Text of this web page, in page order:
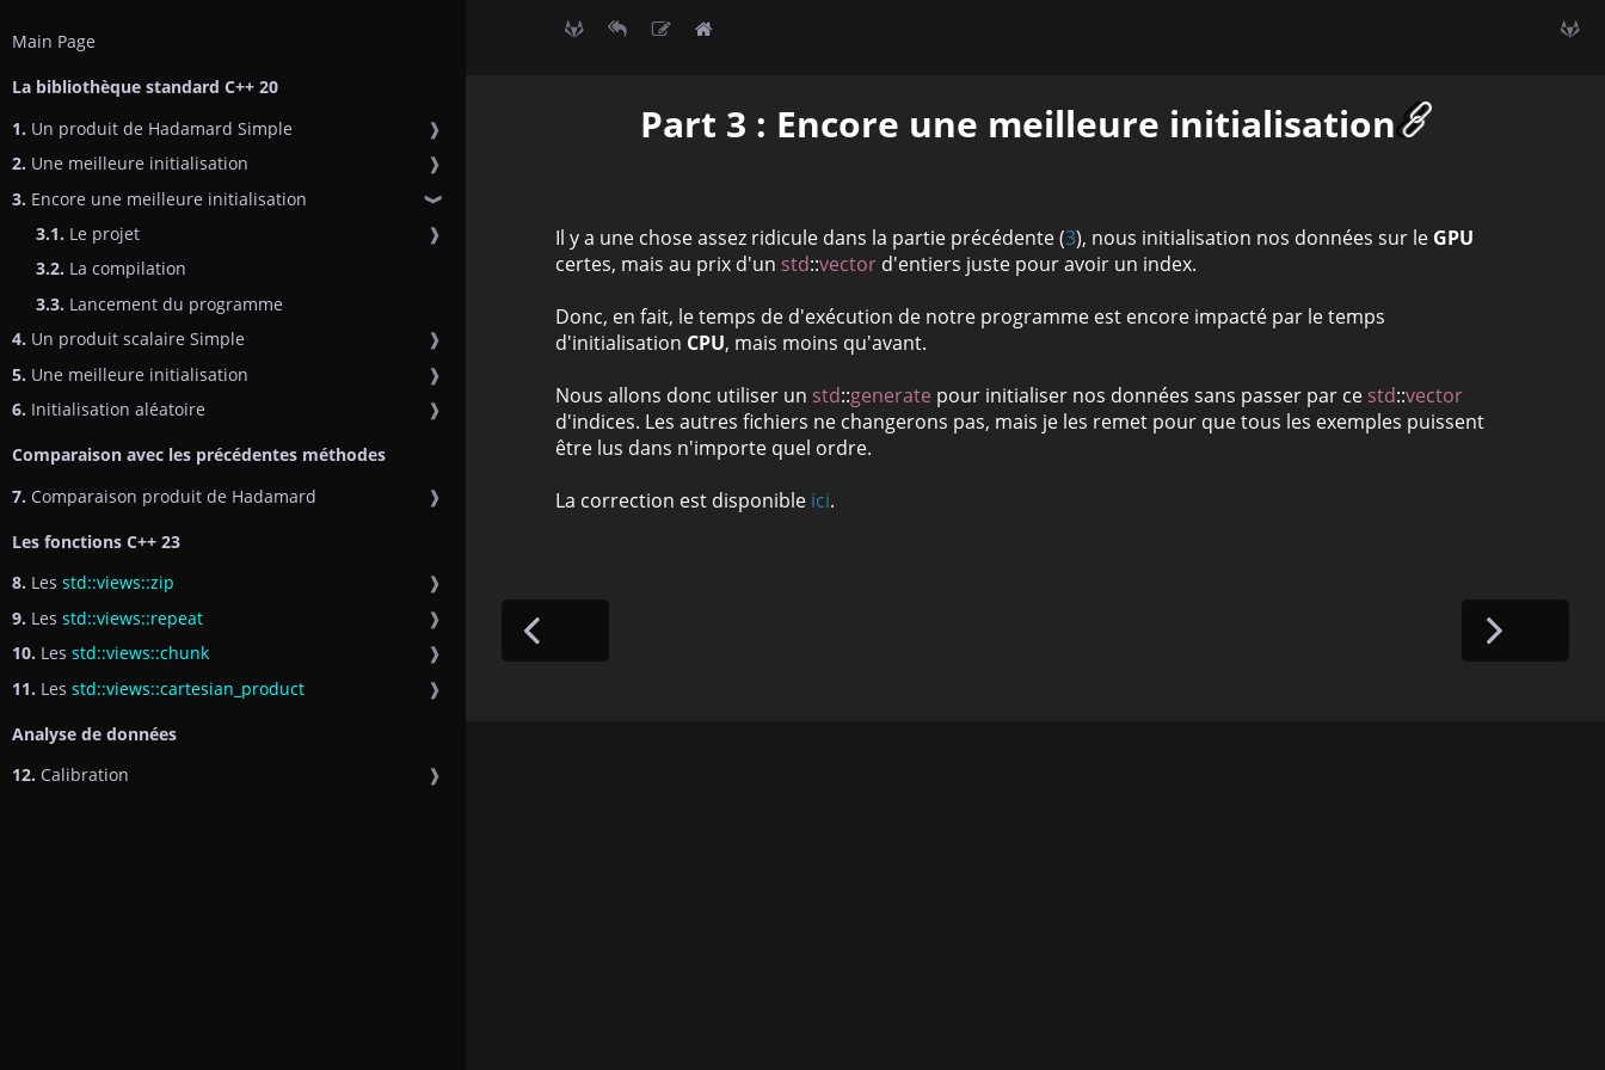
Main Page
La bibliothèque standard C++ 20
1. Un produit de Hadamard Simple
❱
2. Une meilleure initialisation
❱
3. Encore une meilleure initialisation ❱
3.1. Le projet
❱
3.2. La compilation
3.3. Lancement du programme
4. Un produit scalaire Simple
❱
5. Une meilleure initialisation
❱
6. Initialisation aléatoire ❱
Comparaison avec les précédentes méthodes
7. Comparaison produit de Hadamard ❱
Les fonctions C++ 23
8. Les std::views::zip
❱
9. Les std::views::repeat
❱
10. Les std::views::chunk
❱
11. Les std::views::cartesian_product ❱
Analyse de données
12. Calibration ❱
Part 3 : Encore une meilleure initialisation
Il y a une chose assez ridicule dans la partie précédente (3), nous initialisation nos données sur le GPU
certes, mais au prix d'un std::vector d'entiers juste pour avoir un index.
Donc, en fait, le temps de d'exécution de notre programme est encore impacté par le temps
d'initialisation CPU, mais moins qu'avant.
Nous allons donc utiliser un std::generate pour initialiser nos données sans passer par ce std::vector
d'indices. Les autres fichiers ne changerons pas, mais je les remet pour que tous les exemples puissent
être lus dans n'importe quel ordre.
La correction est disponible ici.